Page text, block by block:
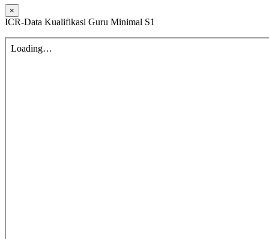
×
ICR-Data Kualifikasi Guru Minimal S1